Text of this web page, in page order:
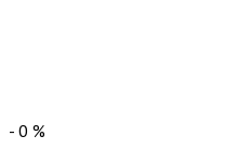
- 0 %